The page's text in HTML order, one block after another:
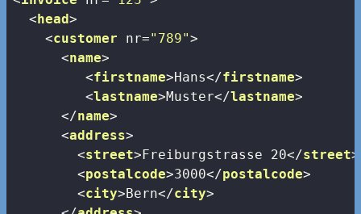
<head>
<customer nr="789">
<name>
<firstname>Hans</firstname>
<lastname>Muster</lastname>
</name>
<address>
<street>Freiburgstrasse 20</street>
<postalcode>3000</postalcode>
<city>Bern</city>